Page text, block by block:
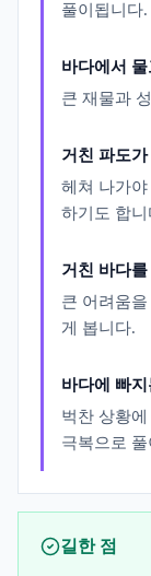
풀이됩니다.
바다에서
큰 재물과
거친 파도
헤쳐 나가
하기도 합니
거친 바다
큰 어려움
게 봅니다.
바다에 빠
벅찬 상황
극복으로
길한 점